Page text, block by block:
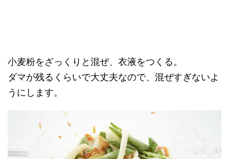
小麦粉をざっくりと混ぜ、衣液をつくる。
ダマが残るくらいで大丈夫なので、混ぜすぎないよ
うにします。